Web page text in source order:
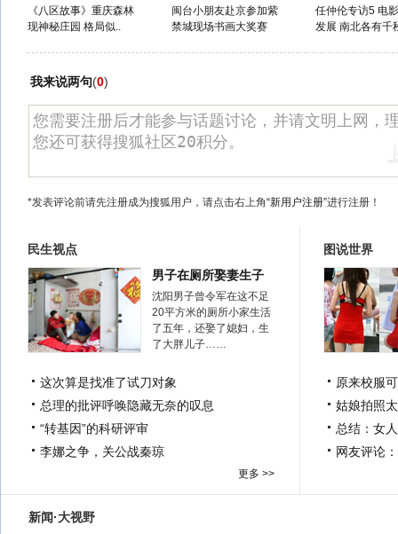
《八区故事》重庆森林
现神秘庄园 格局似..
闽台小朋友赴京参加紫
禁城现场书画大奖赛
任仲伦专访5 电
发展 南北各有千
我来说两句(0)
*发表评论前请先注册成为搜狐用户，请点击右上角“新用户注册”进行注册！
民生视点
男子在厕所娶妻生子
沈阳男子曾令军在这不足
20平方米的厕所小家生活
了五年，还娶了媳妇，生
了大胖儿子……
这次算是找准了试刀对象
总理的批评呼唤隐藏无奈的叹息
“转基因”的科研评审
李娜之争，关公战秦琼
更多 >>
图说世界
原来校服
姑娘拍照
总结：女
网友评论
新闻·大视野